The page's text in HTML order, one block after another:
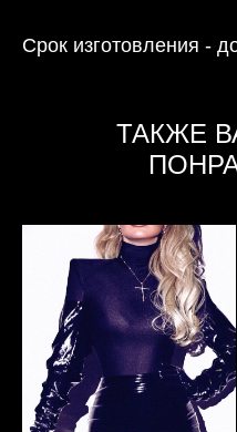
Срок изготовления -
ТАКЖЕ